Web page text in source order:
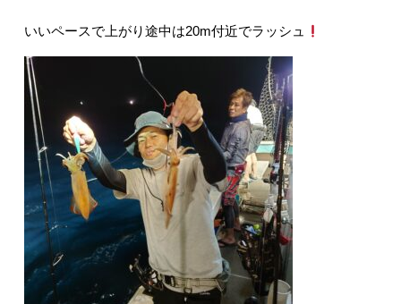
いいペースで上がり途中は20m付近でラッシュ